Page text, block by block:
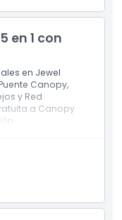
en 1 con
en Jewel
Canopy,
y Red
a Canopy
de Setos,